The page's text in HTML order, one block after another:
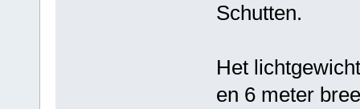
Schutten.
Het
en 6 meter